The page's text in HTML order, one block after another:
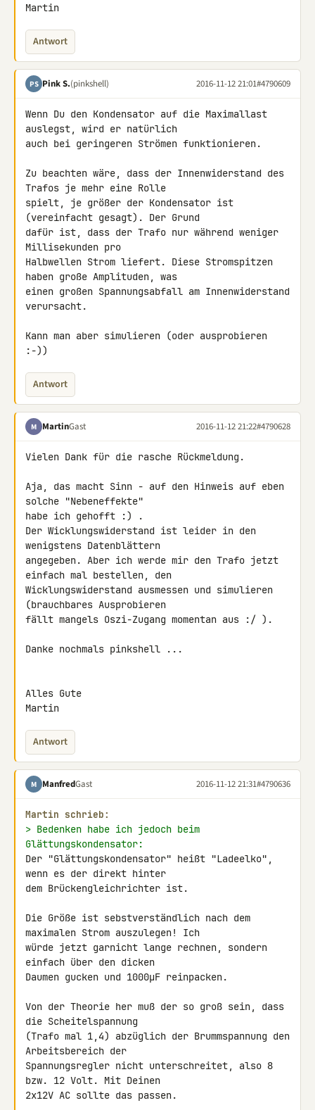
Martin
Antwort
PS Pink S.(pinkshell) 2016-11-12 21:01#4790609
Wenn Du den Kondensator auf die Maximallast
auslegst, wird er natürlich
auch bei geringeren Strömen funktionieren.
Zu beachten wäre, dass der Innenwiderstand des
Trafos je mehr eine Rolle
spielt, je größer der Kondensator ist
(vereinfacht gesagt). Der Grund
dafür ist, dass der Trafo nur während weniger
Millisekunden pro
Halbwellen Strom liefert. Diese Stromspitzen
haben große Amplituden, was
einen großen Spannungsabfall am Innenwiderstand
verursacht.
Kann man aber simulieren (oder ausprobieren
:-))
Antwort
M MartinGast 2016-11-12 21:22#4790628
Vielen Dank für die rasche Rückmeldung.
Aja, das macht Sinn - auf den Hinweis auf eben
solche "Nebeneffekte"
habe ich gehofft :) .
Der Wicklungswiderstand ist leider in den
wenigstens Datenblättern
angegeben. Aber ich werde mir den Trafo jetzt
einfach mal bestellen, den
Wicklungswiderstand ausmessen und simulieren
(brauchbares Ausprobieren
fällt mangels Oszi-Zugang momentan aus :/ ).
Danke nochmals pinkshell ...
Alles Gute
Martin
Antwort
M ManfredGast 2016-11-12 21:31#4790636
Martin schrieb:
> Bedenken habe ich jedoch beim
Glättungskondensator:
Der "Glättungskondensator" heißt "Ladeelko",
wenn es der direkt hinter
dem Brückengleichrichter ist.
Die Größe ist sebstverständlich nach dem
maximalen Strom auszulegen! Ich
würde jetzt garnicht lange rechnen, sondern
einfach über den dicken
Daumen gucken und 1000µF reinpacken.
Von der Theorie her muß der so groß sein, dass
die Scheitelspannung
(Trafo mal 1,4) abzüglich der Brummspannung den
Arbeitsbereich der
Spannungsregler nicht unterschreitet, also 8
bzw. 12 Volt. Mit Deinen
2x12V AC sollte das passen.